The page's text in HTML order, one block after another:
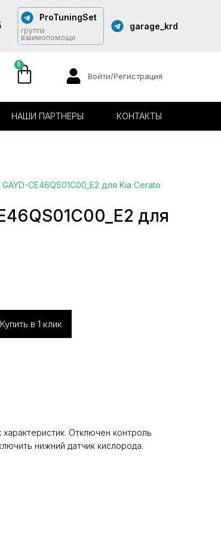
ProTuningSet
группа
взаимопомощи
garage_krd
0
Войти/Регистрация
НАШИ ПАРТНЕРЫ КОНТАКТЫ
CE46QS01C00_E2 для Kia Cerato
для
Купить в 1 клик
Отключен контроль
нижний датчик кислорода.